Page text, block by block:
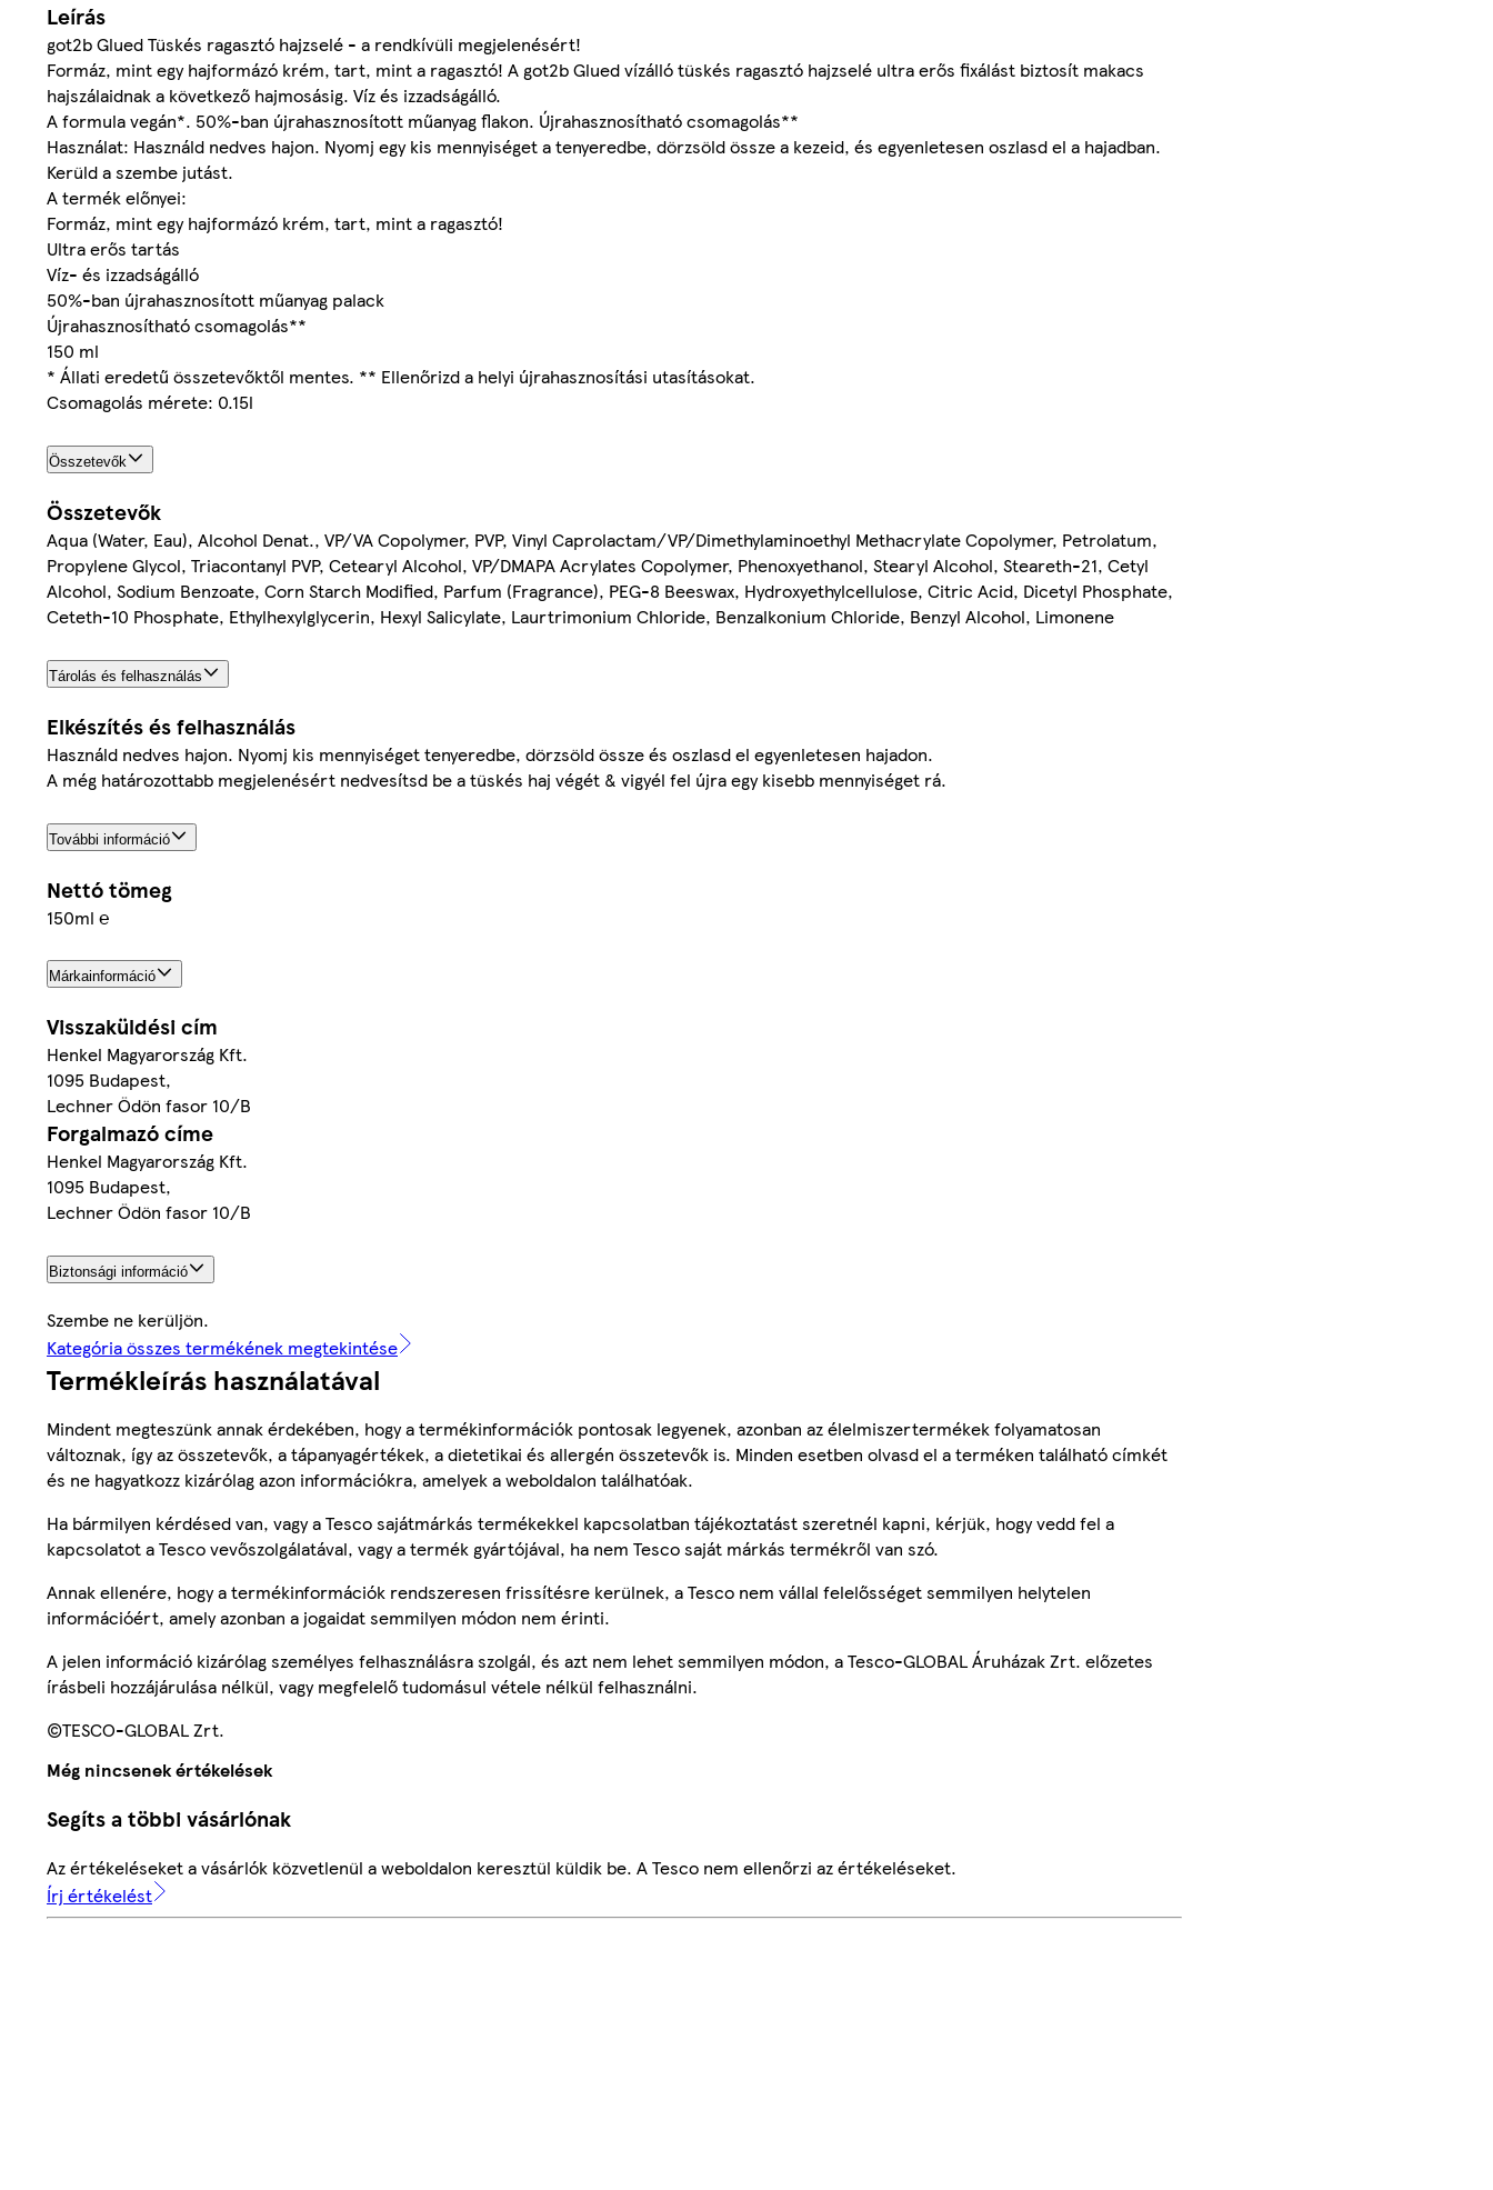
Leírás
got2b Glued Tüskés ragasztó hajzselé - a rendkívüli megjelenésért!
Formáz, mint egy hajformázó krém, tart, mint a ragasztó! A got2b Glued vízálló tüskés ragasztó hajzselé ultra erős fixálást biztosít makacs
hajszálaidnak a következő hajmosásig. Víz és izzadságálló.
A formula vegán*. 50%-ban újrahasznosított műanyag flakon. Újrahasznosítható csomagolás**
Használat: Használd nedves hajon. Nyomj egy kis mennyiséget a tenyeredbe, dörzsöld össze a kezeid, és egyenletesen oszlasd el a hajadban.
Kerüld a szembe jutást.
A termék előnyei:
Formáz, mint egy hajformázó krém, tart, mint a ragasztó!
Ultra erős tartás
Víz- és izzadságálló
50%-ban újrahasznosított műanyag palack
Újrahasznosítható csomagolás**
150 ml
* Állati eredetű összetevőktől mentes. ** Ellenőrizd a helyi újrahasznosítási utasításokat.
Csomagolás mérete: 0.15l
Összetevők
Összetevők
Aqua (Water, Eau), Alcohol Denat., VP/VA Copolymer, PVP, Vinyl Caprolactam/VP/Dimethylaminoethyl Methacrylate Copolymer, Petrolatum,
Propylene Glycol, Triacontanyl PVP, Cetearyl Alcohol, VP/DMAPA Acrylates Copolymer, Phenoxyethanol, Stearyl Alcohol, Steareth-21, Cetyl
Alcohol, Sodium Benzoate, Corn Starch Modified, Parfum (Fragrance), PEG-8 Beeswax, Hydroxyethylcellulose, Citric Acid, Dicetyl Phosphate,
Ceteth-10 Phosphate, Ethylhexylglycerin, Hexyl Salicylate, Laurtrimonium Chloride, Benzalkonium Chloride, Benzyl Alcohol, Limonene
Tárolás és felhasználás
Elkészítés és felhasználás
Használd nedves hajon. Nyomj kis mennyiséget tenyeredbe, dörzsöld össze és oszlasd el egyenletesen hajadon.
A még határozottabb megjelenésért nedvesítsd be a tüskés haj végét & vigyél fel újra egy kisebb mennyiséget rá.
További információ
Nettó tömeg
150ml ℮
Márkainformáció
Visszaküldési cím
Henkel Magyarország Kft.
1095 Budapest,
Lechner Ödön fasor 10/B
Forgalmazó címe
Henkel Magyarország Kft.
1095 Budapest,
Lechner Ödön fasor 10/B
Biztonsági információ
Szembe ne kerüljön.
Kategória összes termékének megtekintése
Termékleírás használatával
Mindent megteszünk annak érdekében, hogy a termékinformációk pontosak legyenek, azonban az élelmiszertermékek folyamatosan
változnak, így az összetevők, a tápanyagértékek, a dietetikai és allergén összetevők is. Minden esetben olvasd el a terméken található címkét
és ne hagyatkozz kizárólag azon információkra, amelyek a weboldalon találhatóak.
Ha bármilyen kérdésed van, vagy a Tesco sajátmárkás termékekkel kapcsolatban tájékoztatást szeretnél kapni, kérjük, hogy vedd fel a
kapcsolatot a Tesco vevőszolgálatával, vagy a termék gyártójával, ha nem Tesco saját márkás termékről van szó.
Annak ellenére, hogy a termékinformációk rendszeresen frissítésre kerülnek, a Tesco nem vállal felelősséget semmilyen helytelen
információért, amely azonban a jogaidat semmilyen módon nem érinti.
A jelen információ kizárólag személyes felhasználásra szolgál, és azt nem lehet semmilyen módon, a Tesco-GLOBAL Áruházak Zrt. előzetes
írásbeli hozzájárulása nélkül, vagy megfelelő tudomásul vétele nélkül felhasználni.
©TESCO-GLOBAL Zrt.
Még nincsenek értékelések
Segíts a többi vásárlónak
Az értékeléseket a vásárlók közvetlenül a weboldalon keresztül küldik be. A Tesco nem ellenőrzi az értékeléseket.
Írj értékelést